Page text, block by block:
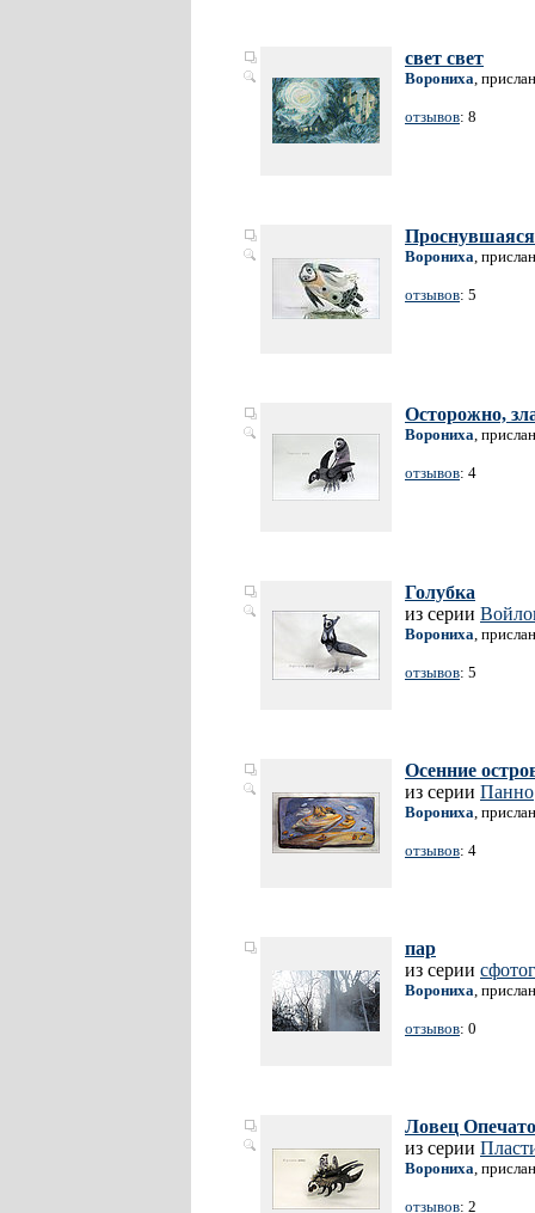
свет свет
Ворониха,
отзывов: 8
Проснувшаяся
Ворониха,
отзывов: 5
Осторожно,
Ворониха,
отзывов: 4
Голубка
из серии
Ворониха,
отзывов: 5
Осенние
из серии Панно
Ворониха,
отзывов: 4
пар
из серии
Ворониха,
отзывов: 0
Ловец
из серии
Ворониха,
отзывов: 2